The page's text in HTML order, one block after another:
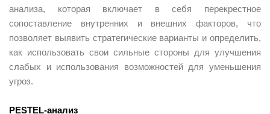
анализа, которая включает в себя перекрестное
сопоставление внутренних и внешних факторов, что
позволяет выявить стратегические варианты и определить,
как использовать свои сильные стороны для улучшения
слабых и использования возможностей для уменьшения
угроз.
PESTEL-анализ